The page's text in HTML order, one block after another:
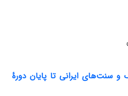
و سنت‌های ایرانی تا پایان دورۀ